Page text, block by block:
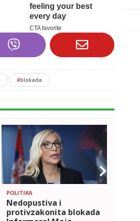
#blokada
POLITIKA
Nedopustiva i
protivzakonita blokada